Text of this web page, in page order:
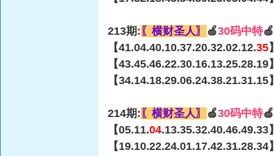
213期: 〖横财圣人〗 🍏30码中特
【41.04.40.10.37.20.32.02.12.35
【43.45.46.22.30.16.13.25.28.19
【34.14.18.29.06.24.38.21.31.15
214期: 〖横财圣人〗 🍏30码中特
【05.11.04.13.35.32.40.46.49.33
【19.10.22.24.01.17.42.31.28.34